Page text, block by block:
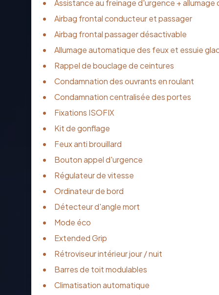
Assistance au freinage d'urgence + allumage
Airbag frontal conducteur et passager
Airbag frontal passager désactivable
Allumage automatique des feux et essuie
Rappel de bouclage de ceintures
Condamnation des ouvrants en roulant
Condamnation centralisée des portes
Fixations ISOFIX
Kit de gonflage
Feux anti brouillard
Bouton appel d'urgence
Régulateur de vitesse
Ordinateur de bord
Détecteur d'angle mort
Mode éco
Extended Grip
Rétroviseur intérieur jour / nuit
Barres de toit modulables
Climatisation automatique